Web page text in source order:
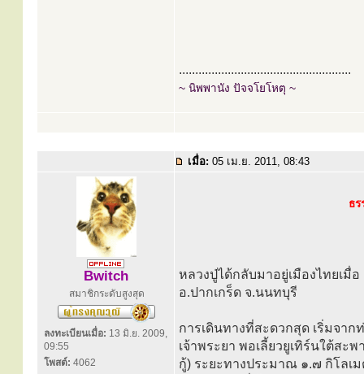
.....................................................
~ นิพพานัง ปัจจโยโหตุ ~
เมื่อ: 05 เม.ย. 2011, 08:43
Bwitch
สมาชิกระดับสูงสุด
ลงทะเบียนเมื่อ: 13 มิ.ย. 2009,
09:55
โพสต์: 4062
ธร
หลวงปู่ได้กลับมาอยู่เมืองไทยเ
อ.ปากเกร็ด จ.นนทบุรี
การเดินทางที่สะดวกสุด เริ่มจา
เจ้าพระยา พอเลี้ยวยูเทิร์นใต้ส
กู้) ระยะทางประมาณ ๑.๗ กิโลเ